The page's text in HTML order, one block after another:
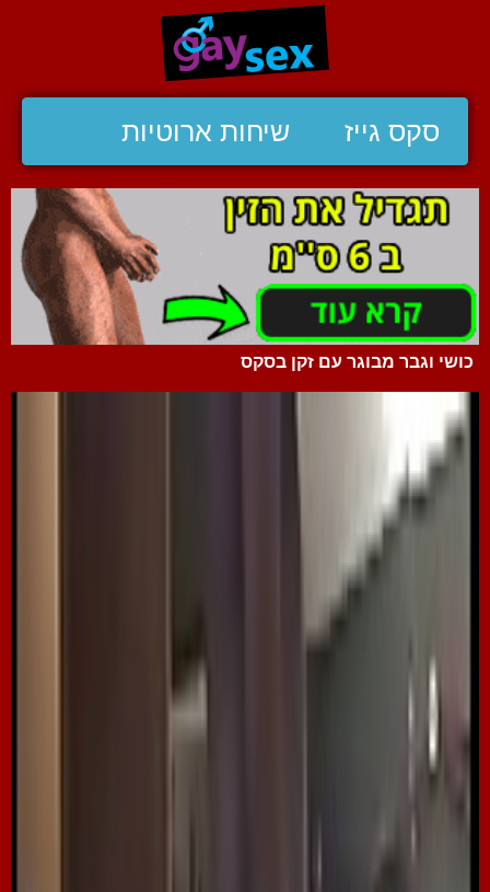
סקס גייז שיחות ארוטיות
כושי וגבר מבוגר עם זקן בסקס